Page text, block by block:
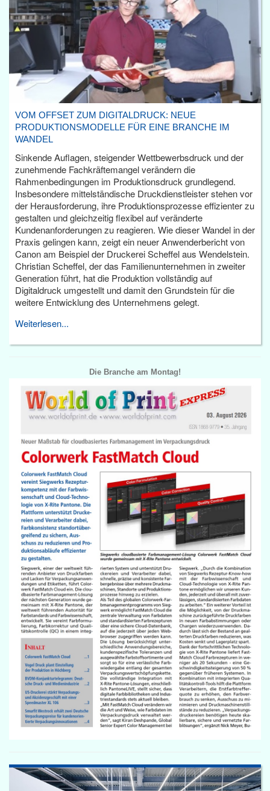
VOM OFFSET ZUM DIGITALDRUCK: NEUE
PRODUKTIONSMODELLE FÜR EINE BRANCHE IM
WANDEL
Sinkende Auflagen, steigender Wettbewerbsdruck und der
zunehmende Fachkräftemangel verändern die
Rahmenbedingungen im Produktionsdruck grundlegend.
Insbesondere mittelständische Druckdienstleister stehen vor
der Herausforderung, ihre Produktionsprozesse effizienter zu
gestalten und gleichzeitig flexibel auf veränderte
Kundenanforderungen zu reagieren. Wie dieser Wandel in der
Praxis gelingen kann, zeigt ein neuer Anwenderbericht von
Canon am Beispiel der Druckerei Scheffel aus Wendelstein.
Christian Scheffel, der das Familienunternehmen in zweiter
Generation führt, hat die Produktion vollständig auf
Digitaldruck umgestellt und damit den Grundstein für die
weitere Entwicklung des Unternehmens gelegt.
Weiterlesen...
Die Branche am Montag!